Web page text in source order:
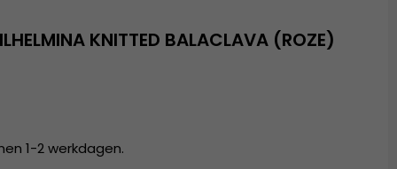
KNITTED BALACLAVA (ROZE)
1-2 werkdagen.